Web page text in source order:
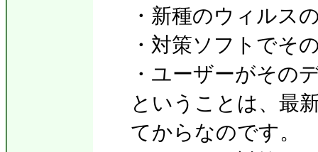
・新種のウィルス
・対策ソフトでそ
・ユーザーがその
ということは、最
てからなのです。